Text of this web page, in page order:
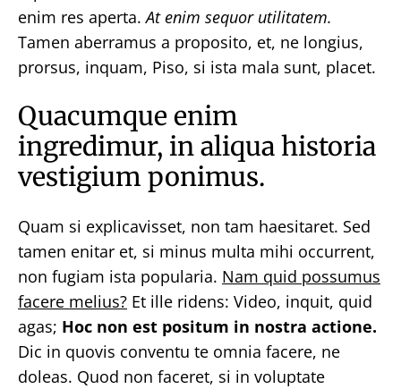
enim res aperta.At enim sequor utilitatem.
Tamen aberramus a proposito, et, ne longius,
prorsus, inquam, Piso, si ista mala sunt, placet.
Quacumque enim
ingredimur, in aliqua historia
vestigium ponimus.
Quam si explicavisset, non tam haesitaret. Sed
tamen enitar et, si minus multa mihi occurrent,
non fugiam ista popularia. Nam quid possumus
facere melius? Et ille ridens: Video, inquit, quid
agas; Hoc non est positum in nostra actione.
Dic in quovis conventu te omnia facere, ne
doleas. Quod non faceret, si in voluptate